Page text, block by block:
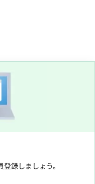
録しましょう。